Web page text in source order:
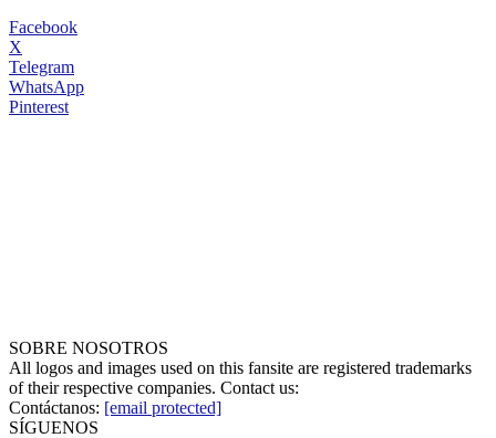
Facebook
X
Telegram
WhatsApp
Pinterest
SOBRE NOSOTROS
All logos and images used on this fansite are registered trademarks
of their respective companies. Contact us:
Contáctanos: [email protected]
SÍGUENOS